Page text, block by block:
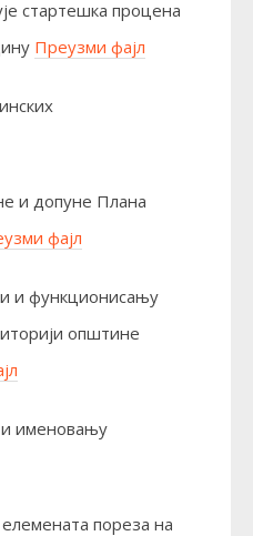
стартешка процена
Преузми фајл
и допуне Плана
фајл
и функционисању
општине
именовању
пореза на